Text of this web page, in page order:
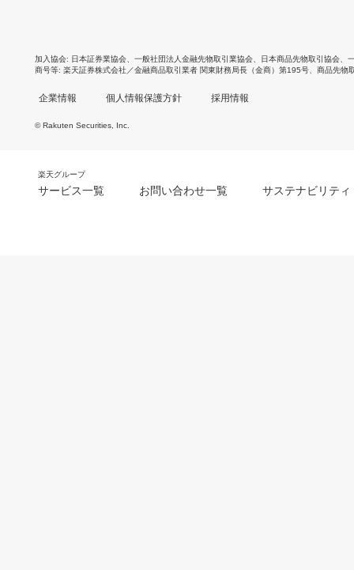
加入協会 日本証券業協会 一般社団法人金融先物取引業協会 日本商品先物取引協会
商号等 楽天証券株式会社／金融商品取引業者 関東財務局長（金商）第195号、商品先物
企業情報 個人情報保護方針 採用情報
© Rakuten Securities, Inc.
楽天グループ
サービス一覧 お問い合わせ一覧 サステナビリティ